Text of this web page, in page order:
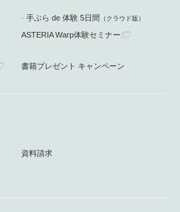
手ぶら de 体験 5日間 （クラウド版）
ASTERIA Warp体験セミナー
書籍プレゼント キャンペーン
資料請求